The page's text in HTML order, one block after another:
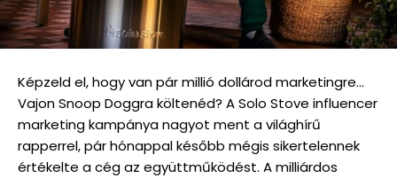
Képzeld el, hogy van pár millió dollárod marketingre…
Vajon Snoop Doggra költenéd? A Solo Stove influencer
marketing kampánya nagyot ment a világhírű
rapperrel, pár hónappal később mégis sikertelennek
értékelte a cég az együttműködést. A milliárdos